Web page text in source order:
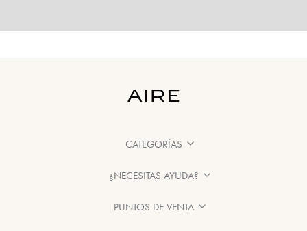
CATEGORÍAS
¿NECESITAS AYUDA?
PUNTOS DE VENTA